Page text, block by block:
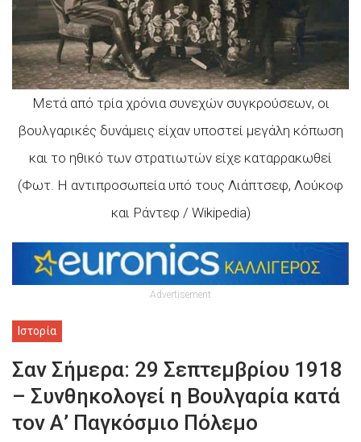
Μετά από τρία χρόνια συνεχών συγκρούσεων, οι
βουλγαρικές δυνάμεις είχαν υποστεί μεγάλη κόπωση
και το ηθικό των στρατιωτών είχε καταρρακωθεί
(Φωτ. Η αντιπροσωπεία υπό τους Λιάπτσεφ, Λούκοφ
και Ράντεφ / Wikipedia)
Advertisement
Ιστορία
Σαν Σήμερα: 29 Σεπτεμβρίου 1918
– Συνθηκολογεί η Βουλγαρία κατά
τον Α’ Παγκόσμιο Πόλεμο